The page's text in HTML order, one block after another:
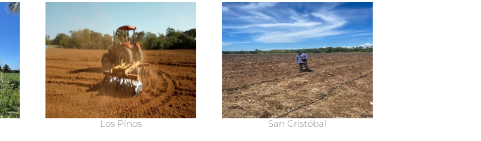
Los Pinos San Cristóbal